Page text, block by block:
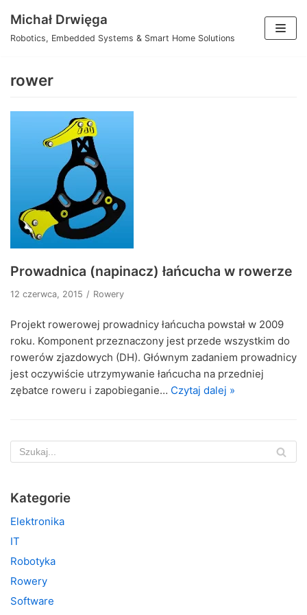
Przejdź
Michał Drwięga
Robotics, Embedded Systems & Smart Home Solutions
rower
Prowadnica (napinacz) łańcucha w rowerze
12 czerwca, 2015 Rowery
Projekt rowerowej prowadnicy łańcucha powstał w 2009
roku. Komponent przeznaczony jest przede wszystkim do
rowerów zjazdowych (DH). Głównym zadaniem prowadnicy
jest oczywiście utrzymywanie łańcucha na przedniej
zębatce roweru i zapobieganie… Czytaj dalej »
Kategorie
Elektronika
IT
Robotyka
Rowery
Software